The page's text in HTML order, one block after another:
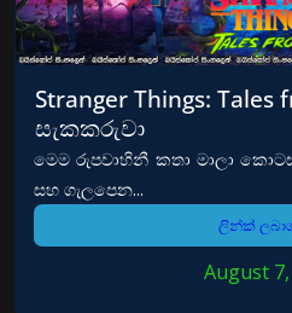
Stranger Things: Tales
සැකකරුවා
මෙම රුපවාහිනී කතා මාලා
සහ ගැලපෙන...
ලින්ක්
August